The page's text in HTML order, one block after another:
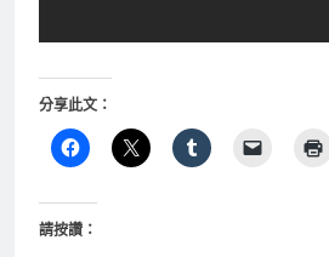
分享此文：
請按讚：